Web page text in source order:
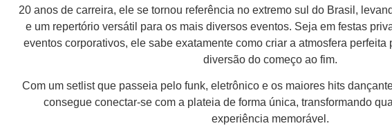
20 anos de carreira, ele se tornou referência no extremo sul do Brasil,
e um repertório versátil para os mais diversos eventos. Seja em festas
eventos corporativos, ele sabe exatamente como criar a atmosfera
diversão do começo ao fim.
Com um setlist que passeia pelo funk, eletrônico e os maiores hits
consegue conectar-se com a plateia de forma única, transformando
experiência memorável.